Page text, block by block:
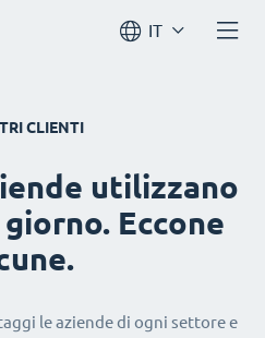
IT
CLIENTI
utilizzano
Eccone
le aziende di ogni settore e